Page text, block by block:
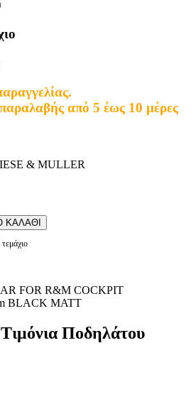
από 5 έως 10 μέρες
& MULLER
ΚΑΛΑΘΙ
FOR R&M COCKPIT
BLACK MATT
Ποδηλάτου